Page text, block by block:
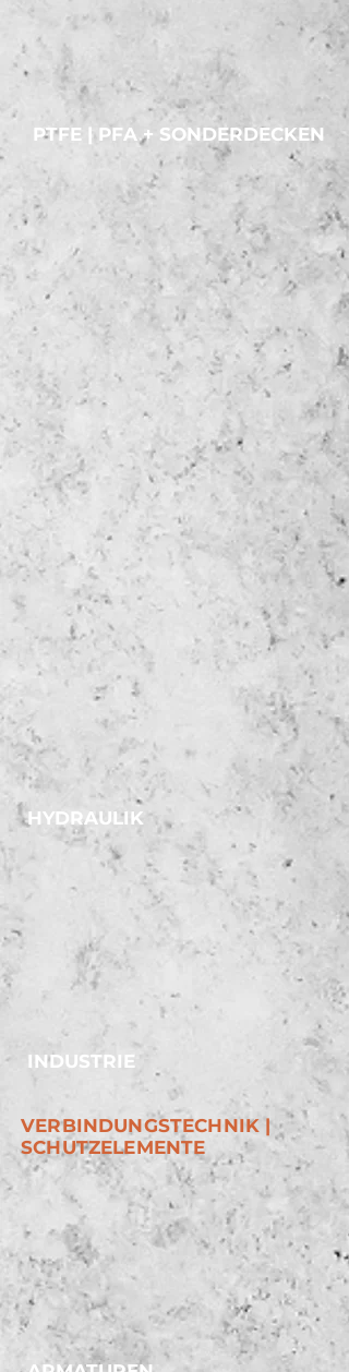
PTFE | PFA + SONDERDECKEN
PTFE BÖRDEL
EDELSTAHLWELL
HYDRAULIK
INDUSTRIE
VERBINDUNGSTECHNIK |
SCHUTZELEMENTE